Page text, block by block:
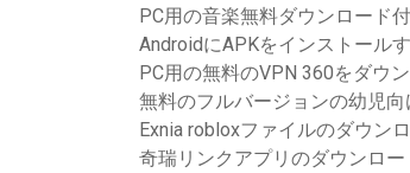
PC用の音楽無料ダウンロード
AndroidにAPKをインストール
PC用の無料のVPN 360をダウ
無料のフルバージョンの幼児
Exnia robloxファイルのダウン
奇瑞リンクアプリのダウンロー